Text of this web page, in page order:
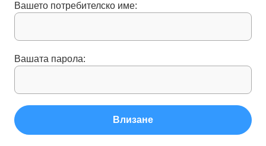
Вашето потребителско име:
Вашата парола:
Влизане